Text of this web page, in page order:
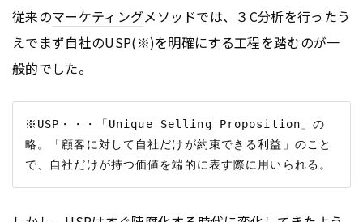
従来のマーケティングメソッドでは、３C分析を行ったう
えでまず自社のUSP(※)を明確にする工程を踏むのが一
般的でした。
※USP・・・「Unique Selling Proposition」の
略。「顧客に対して自社だけが約束できる利益」のこと